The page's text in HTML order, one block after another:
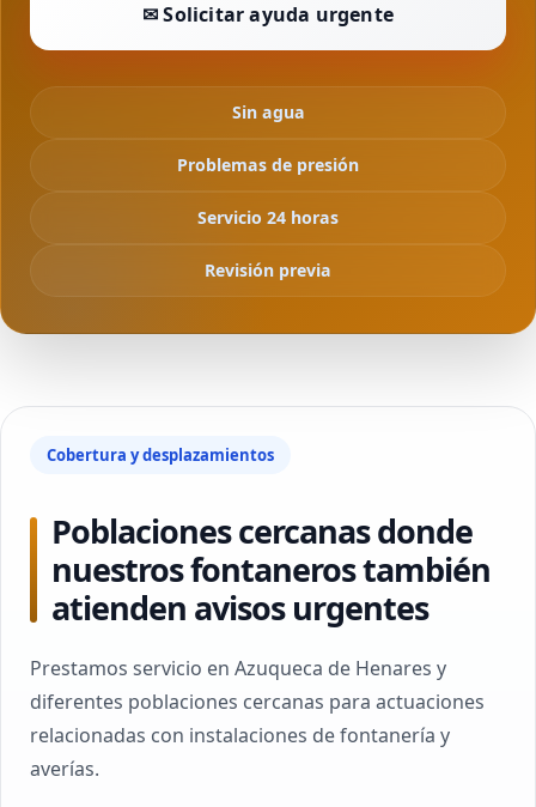
✉ Solicitar ayuda urgente
Sin agua
Problemas de presión
Servicio 24 horas
Revisión previa
Cobertura y desplazamientos
Poblaciones cercanas donde
nuestros fontaneros también
atienden avisos urgentes
Prestamos servicio en Azuqueca de Henares y
diferentes poblaciones cercanas para actuaciones
relacionadas con instalaciones de fontanería y
averías.